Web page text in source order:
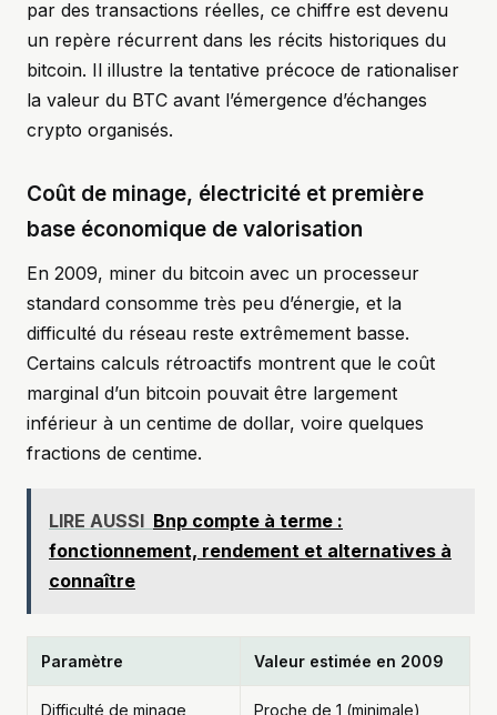
par des transactions réelles, ce chiffre est devenu
un repère récurrent dans les récits historiques du
bitcoin. Il illustre la tentative précoce de rationaliser
la valeur du BTC avant l’émergence d’échanges
crypto organisés.
Coût de minage, électricité et première
base économique de valorisation
En 2009, miner du bitcoin avec un processeur
standard consomme très peu d’énergie, et la
difficulté du réseau reste extrêmement basse.
Certains calculs rétroactifs montrent que le coût
marginal d’un bitcoin pouvait être largement
inférieur à un centime de dollar, voire quelques
fractions de centime.
LIRE AUSSI Bnp compte à terme :
fonctionnement, rendement et alternatives à
connaître
Paramètre Valeur estimée en 2009
Difficulté de minage Proche de 1 (minimale)